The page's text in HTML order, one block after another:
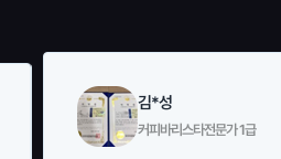
김*성
커피바리스타전문가 1급